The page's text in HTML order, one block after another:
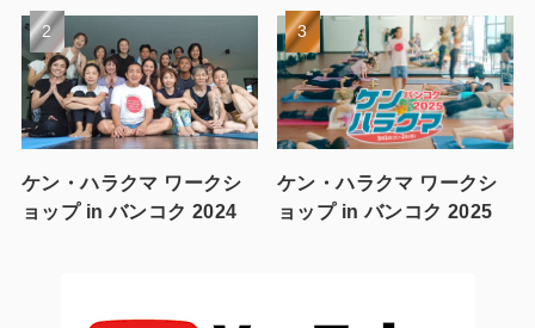
ケン・ハラクマ ワークシ
ョップ in バンコク 2024
ケン・ハラクマ ワークシ
ョップ in バンコク 2025